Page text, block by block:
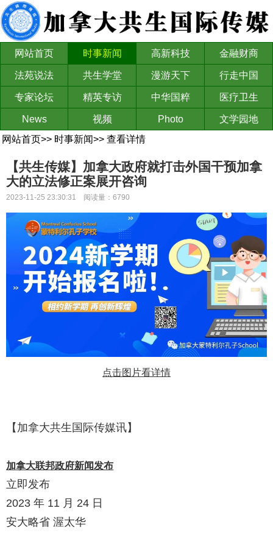
网站首页 时事新闻 高新科技 金融财商
法苑说法 共生学堂 漫游天下 行走中国
专家论坛 精英专访 中华国粹 医疗卫生
News 视频 Photo
文学园地
网站首页>> 时事新闻>> 查看详情
【共生传媒】加拿大政府就打击外国干预加拿
大的立法修正案展开咨询
2023-11-25 23:30:31 阅读量：6790
点击图片看详情
【加拿大共生国际传媒讯】
加拿大联邦政府新闻发布
立即发布
2023 年 11 月 24 日
安大略省 渥太华